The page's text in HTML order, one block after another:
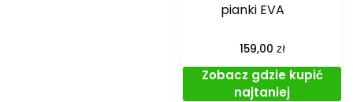
pianki EVA
159,00 zł
Zobacz gdzie kupić
najtaniej